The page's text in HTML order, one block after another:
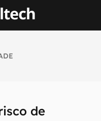
de
em primeira